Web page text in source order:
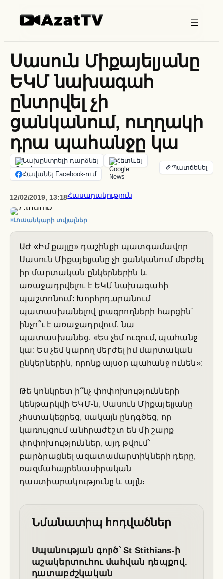
Սասուն Միքայելյանը
ԵԿՄ նախագահ
ընտրվել չի
ցանկանում, ուղղակի
դրա պահանջը կա
Նախընտրելի դարձնել
Հետևել
Հավանել Facebook-ում
12/02/2019, 13:18Հասարակություն
Լուսանկարի տվյալներ
ԱԺ «Իմ քայլը» դաշինքի պատգամավոր
Սասուն Միքայելյանը չի ցանկանում մերժել
իր մարտական ընկերներին և
առաջադրվելու է ԵԿՄ նախագահի
պաշտոնում: Խորհրդարանում
պատասխանելով լրագրողների հարցին`
ինչո՞ւ է առաջադրվում, նա
պատասխանեց. «Ես չեմ ուզում, պահանջ
կա: Ես չեմ կարող մերժել իմ մարտական
ընկերներին, որոնք այսօր պահանջ ունեն»:
Թե կոնկրետ ի՞նչ փոփոխությունների
կենթարկվի ԵԿՄ-ն, Սասուն Միքայելյանը
չհստակեցրեց, սակայն ընդգծեց, որ
կառույցում անհրաժեշտ են մի շարք
փոփոխություններ, այդ թվում`
բարձրացնել ազատամարտիկների դերը,
ռազմահայրենասիրական
դաստիարակությունը և այլն։
Նմանատիպ հոդվածներ
Սպանության գործ՝ St Stithians-ի
աշակերտուհու մահվան դեպքով.
դատաբժշկական